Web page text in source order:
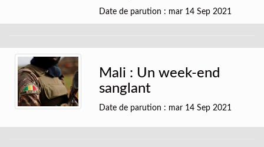
Date de parution : mar 14 Sep 2021
Mali : Un week-end
sanglant
Date de parution : mar 14 Sep 2021